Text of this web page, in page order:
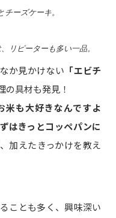
ーズケーキ。
リピーターも多い一品。
か見かけない 「エビチ
の具材も発見！
米も大好きなんですよ
はきっとコッペパンに
加えたきっかけを教え
ことも多く、興味深い